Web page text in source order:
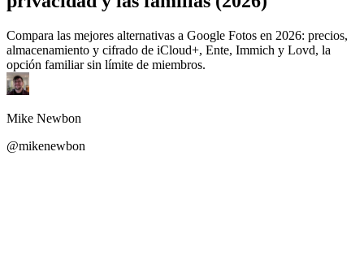
Compara las mejores alternativas a Google Fotos en 2026: precios,
almacenamiento y cifrado de iCloud+, Ente, Immich y Lovd, la
opción familiar sin límite de miembros.
Mike Newbon
@mikenewbon